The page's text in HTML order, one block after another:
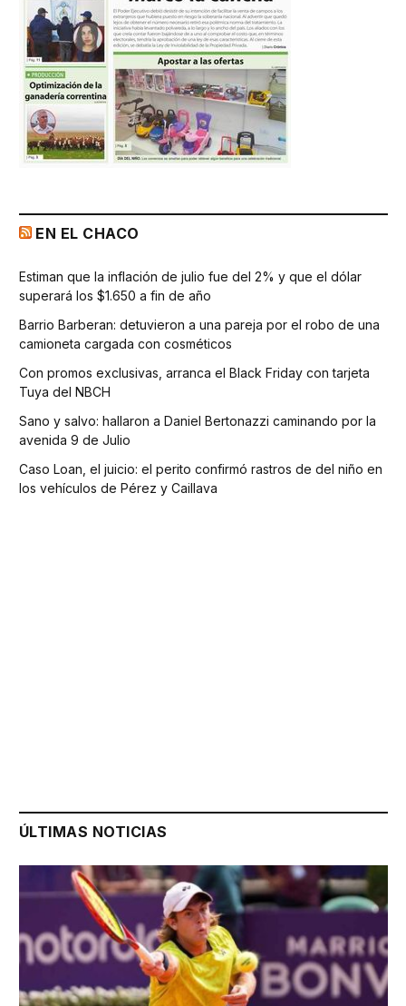
EN EL CHACO
Estiman que la inflación de julio fue del 2% y que el dólar
superará los $1.650 a fin de año
Barrio Barberan: detuvieron a una pareja por el robo de una
camioneta cargada con cosméticos
Con promos exclusivas, arranca el Black Friday con tarjeta
Tuya del NBCH
Sano y salvo: hallaron a Daniel Bertonazzi caminando por la
avenida 9 de Julio
Caso Loan, el juicio: el perito confirmó rastros de del niño en
los vehículos de Pérez y Caillava
ÚLTIMAS NOTICIAS